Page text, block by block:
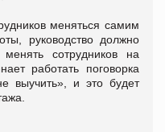
меняться самим
руководство должно
сотрудников на
работать поговорка
выучить», и это будет